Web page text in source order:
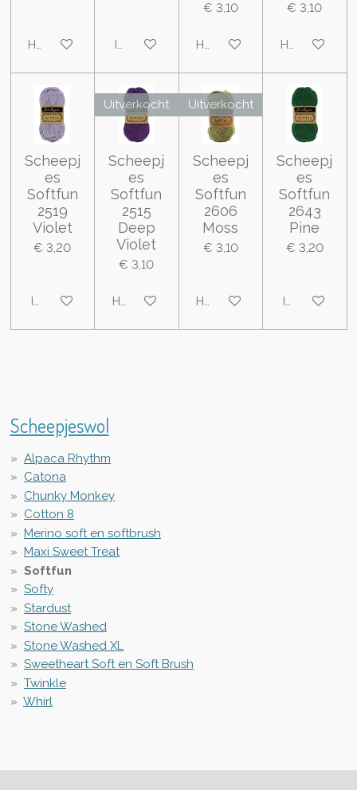
Houd mij op de hoogteIn winkelwagen
€ 3,10
Houd mij op de hoogte
€ 3,10
Houd mij op
Scheepj
es
Softfun
2519
Violet
€ 3,20
In winkelwagen
Uitverkocht
Scheepj
es
Softfun
2515
Deep
Violet
€ 3,10
Houd mij op de hoogte
Uitverkocht
Scheepj
es
Softfun
2606
Moss
€ 3,10
Houd mij op de hoogte
Scheepj
es
Softfun
2643
Pine
€ 3,20
In
Scheepjeswol
Alpaca Rhythm
Catona
Chunky Monkey
Cotton 8
Merino soft en softbrush
Maxi Sweet Treat
Softfun
Softy
Stardust
Stone Washed
Stone Washed XL
Sweetheart Soft en Soft Brush
Twinkle
Whirl